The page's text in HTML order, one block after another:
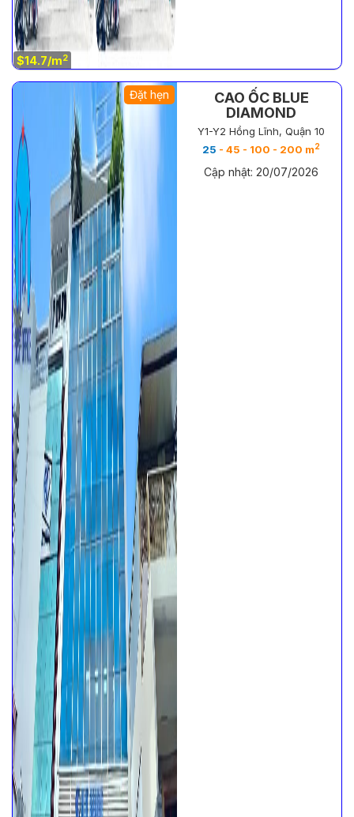
$14.7/m2
Đặt hẹn
CAO ỐC BLUE
DIAMOND
Y1-Y2 Hồng Lĩnh, Quận 10
25 - 45 - 100 - 200 m2
Cập nhật: 20/07/2026